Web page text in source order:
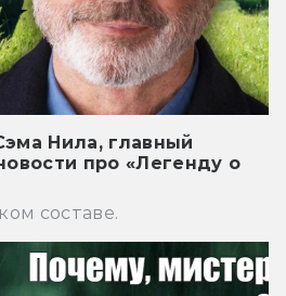
Нила, главный
про «Легенду о
составе.